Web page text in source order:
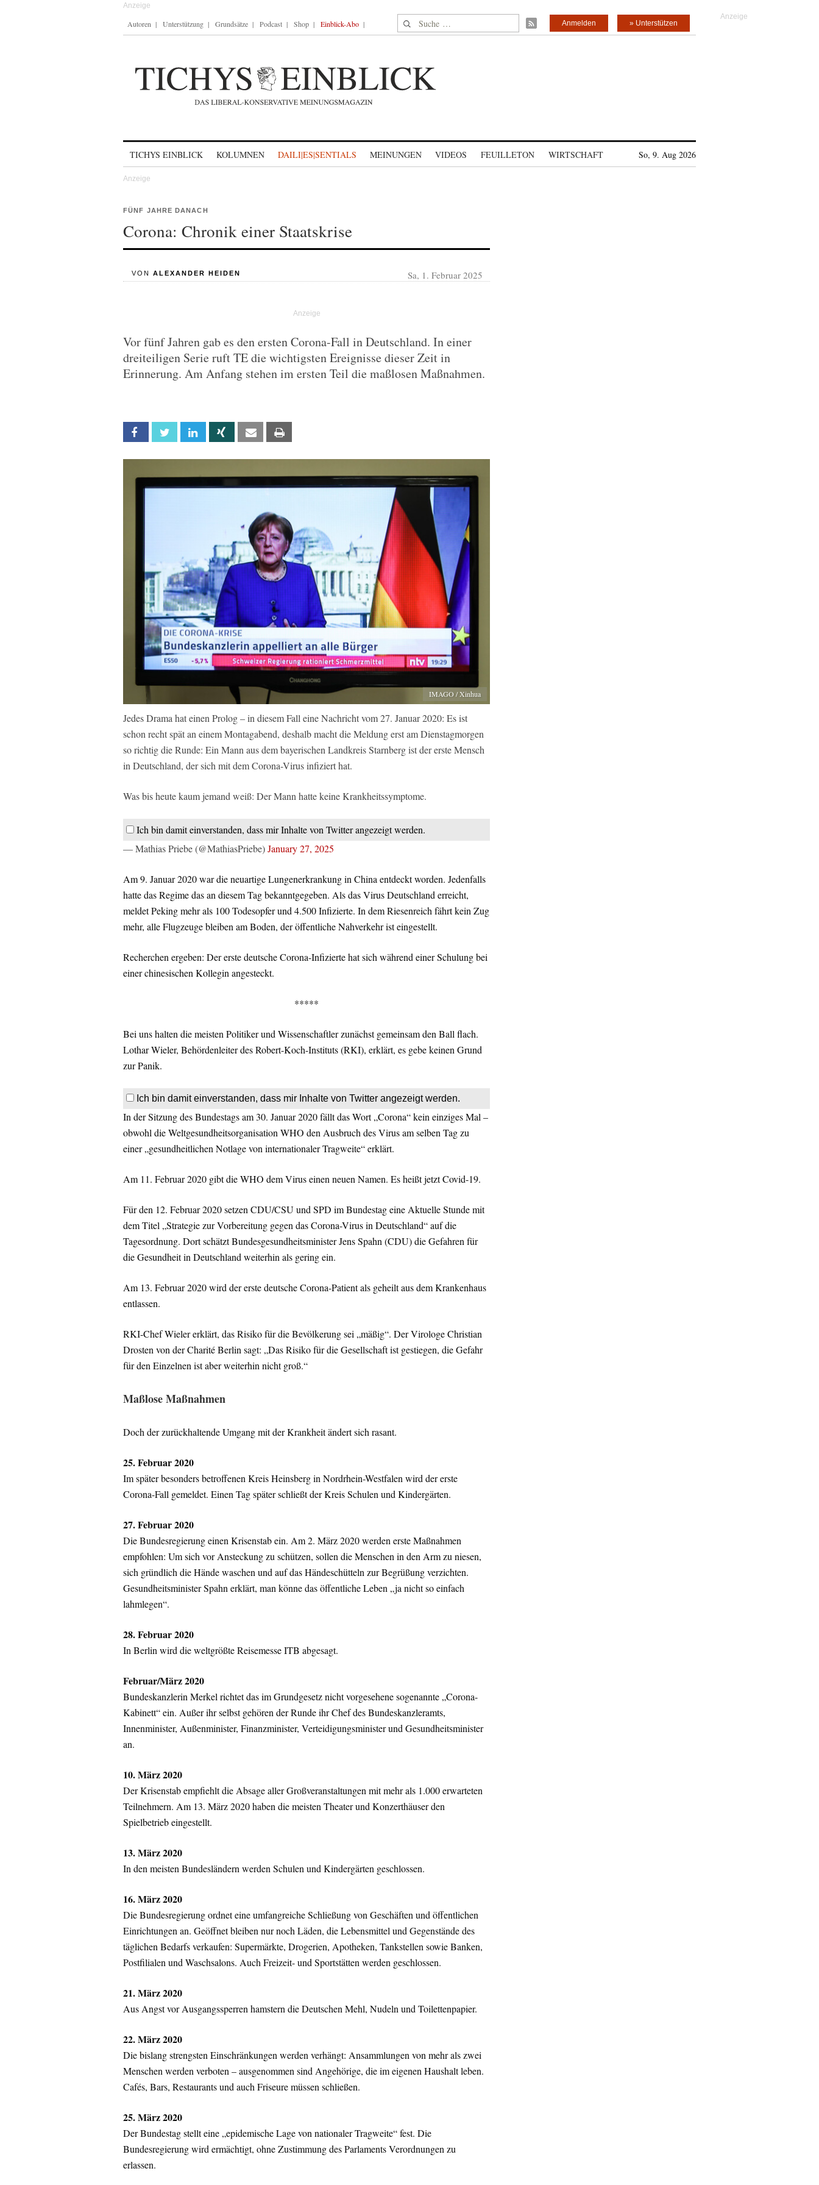
Autoren Unterstützung Grundsätze Podcast Shop Einblick-Abo Suche nach: » Unterstützen
Anmelden
TICHYS EINBLICK KOLUMNEN DAILI|ES|SENTIALS MEINUNGEN VIDEOS FEUILLETON WIRTSCHAFT So, 9. Aug 2026
FÜNF JAHRE DANACH
Corona: Chronik einer Staatskrise
VON ALEXANDER HEIDEN Sa, 1. Februar 2025
Vor fünf Jahren gab es den ersten Corona-Fall in Deutschland. In einer
dreiteiligen Serie ruft TE die wichtigsten Ereignisse dieser Zeit in
Erinnerung. Am Anfang stehen im ersten Teil die maßlosen Maßnahmen.
Facebook Twitter Linkedin Xing Email
IMAGO / Xinhua
Jedes Drama hat einen Prolog – in diesem Fall eine Nachricht vom 27. Januar 2020: Es ist
schon recht spät an einem Montagabend, deshalb macht die Meldung erst am Dienstagmorgen
so richtig die Runde: Ein Mann aus dem bayerischen Landkreis Starnberg ist der erste Mensch
in Deutschland, der sich mit dem Corona-Virus infiziert hat.
Was bis heute kaum jemand weiß: Der Mann hatte keine Krankheitssymptome.
Ich bin damit einverstanden, dass mir Inhalte von Twitter angezeigt werden.
— Mathias Priebe (@MathiasPriebe)January 27, 2025
Am 9. Januar 2020 war die neuartige Lungenerkrankung in China entdeckt worden. Jedenfalls
hatte das Regime das an diesem Tag bekanntgegeben. Als das Virus Deutschland erreicht,
meldet Peking mehr als 100 Todesopfer und 4.500 Infizierte. In dem Riesenreich fährt kein Zug
mehr, alle Flugzeuge bleiben am Boden, der öffentliche Nahverkehr ist eingestellt.
Recherchen ergeben: Der erste deutsche Corona-Infizierte hat sich während einer Schulung bei
einer chinesischen Kollegin angesteckt.
*****
Bei uns halten die meisten Politiker und Wissenschaftler zunächst gemeinsam den Ball flach.
Lothar Wieler, Behördenleiter des Robert-Koch-Instituts (RKI), erklärt, es gebe keinen Grund
zur Panik.
Ich bin damit einverstanden, dass mir Inhalte von Twitter angezeigt werden.
In der Sitzung des Bundestags am 30. Januar 2020 fällt das Wort „Corona“ kein einziges Mal –
obwohl die Weltgesundheitsorganisation WHO den Ausbruch des Virus am selben Tag zu
einer „gesundheitlichen Notlage von internationaler Tragweite“ erklärt.
Am 11. Februar 2020 gibt die WHO dem Virus einen neuen Namen. Es heißt jetzt Covid-19.
Für den 12. Februar 2020 setzen CDU/CSU und SPD im Bundestag eine Aktuelle Stunde mit
dem Titel „Strategie zur Vorbereitung gegen das Corona-Virus in Deutschland“ auf die
Tagesordnung. Dort schätzt Bundesgesundheitsminister Jens Spahn (CDU) die Gefahren für
die Gesundheit in Deutschland weiterhin als gering ein.
Am 13. Februar 2020 wird der erste deutsche Corona-Patient als geheilt aus dem Krankenhaus
entlassen.
RKI-Chef Wieler erklärt, das Risiko für die Bevölkerung sei „mäßig“. Der Virologe Christian
Drosten von der Charité Berlin sagt: „Das Risiko für die Gesellschaft ist gestiegen, die Gefahr
für den Einzelnen ist aber weiterhin nicht groß.“
Maßlose Maßnahmen
Doch der zurückhaltende Umgang mit der Krankheit ändert sich rasant.
25. Februar 2020
Im später besonders betroffenen Kreis Heinsberg in Nordrhein-Westfalen wird der erste
Corona-Fall gemeldet. Einen Tag später schließt der Kreis Schulen und Kindergärten.
27. Februar 2020
Die Bundesregierung einen Krisenstab ein. Am 2. März 2020 werden erste Maßnahmen
empfohlen: Um sich vor Ansteckung zu schützen, sollen die Menschen in den Arm zu niesen,
sich gründlich die Hände waschen und auf das Händeschütteln zur Begrüßung verzichten.
Gesundheitsminister Spahn erklärt, man könne das öffentliche Leben „ja nicht so einfach
lahmlegen“.
28. Februar 2020
In Berlin wird die weltgrößte Reisemesse ITB abgesagt.
Februar/März 2020
Bundeskanzlerin Merkel richtet das im Grundgesetz nicht vorgesehene sogenannte „Corona-
Kabinett“ ein. Außer ihr selbst gehören der Runde ihr Chef des Bundeskanzleramts,
Innenminister, Außenminister, Finanzminister, Verteidigungsminister und Gesundheitsminister
an.
10. März 2020
Der Krisenstab empfiehlt die Absage aller Großveranstaltungen mit mehr als 1.000 erwarteten
Teilnehmern. Am 13. März 2020 haben die meisten Theater und Konzerthäuser den
Spielbetrieb eingestellt.
13. März 2020
In den meisten Bundesländern werden Schulen und Kindergärten geschlossen.
16. März 2020
Die Bundesregierung ordnet eine umfangreiche Schließung von Geschäften und öffentlichen
Einrichtungen an. Geöffnet bleiben nur noch Läden, die Lebensmittel und Gegenstände des
täglichen Bedarfs verkaufen: Supermärkte, Drogerien, Apotheken, Tankstellen sowie Banken,
Postfilialen und Waschsalons. Auch Freizeit- und Sportstätten werden geschlossen.
21. März 2020
Aus Angst vor Ausgangssperren hamstern die Deutschen Mehl, Nudeln und Toilettenpapier.
22. März 2020
Die bislang strengsten Einschränkungen werden verhängt: Ansammlungen von mehr als zwei
Menschen werden verboten – ausgenommen sind Angehörige, die im eigenen Haushalt leben.
Cafés, Bars, Restaurants und auch Friseure müssen schließen.
25. März 2020
Der Bundestag stellt eine „epidemische Lage von nationaler Tragweite“ fest. Die
Bundesregierung wird ermächtigt, ohne Zustimmung des Parlaments Verordnungen zu
erlassen.